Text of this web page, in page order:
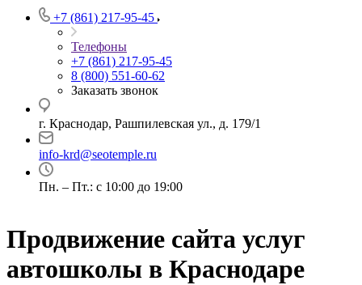
+7 (861) 217-95-45
Телефоны
+7 (861) 217-95-45
8 (800) 551-60-62
Заказать звонок
г. Краснодар, Рашпилевская ул., д. 179/1
info-krd@seotemple.ru
Пн. – Пт.: с 10:00 до 19:00
Продвижение сайта услуг
автошколы в Краснодаре